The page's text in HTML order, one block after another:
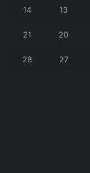
13
14
20
21
27
28